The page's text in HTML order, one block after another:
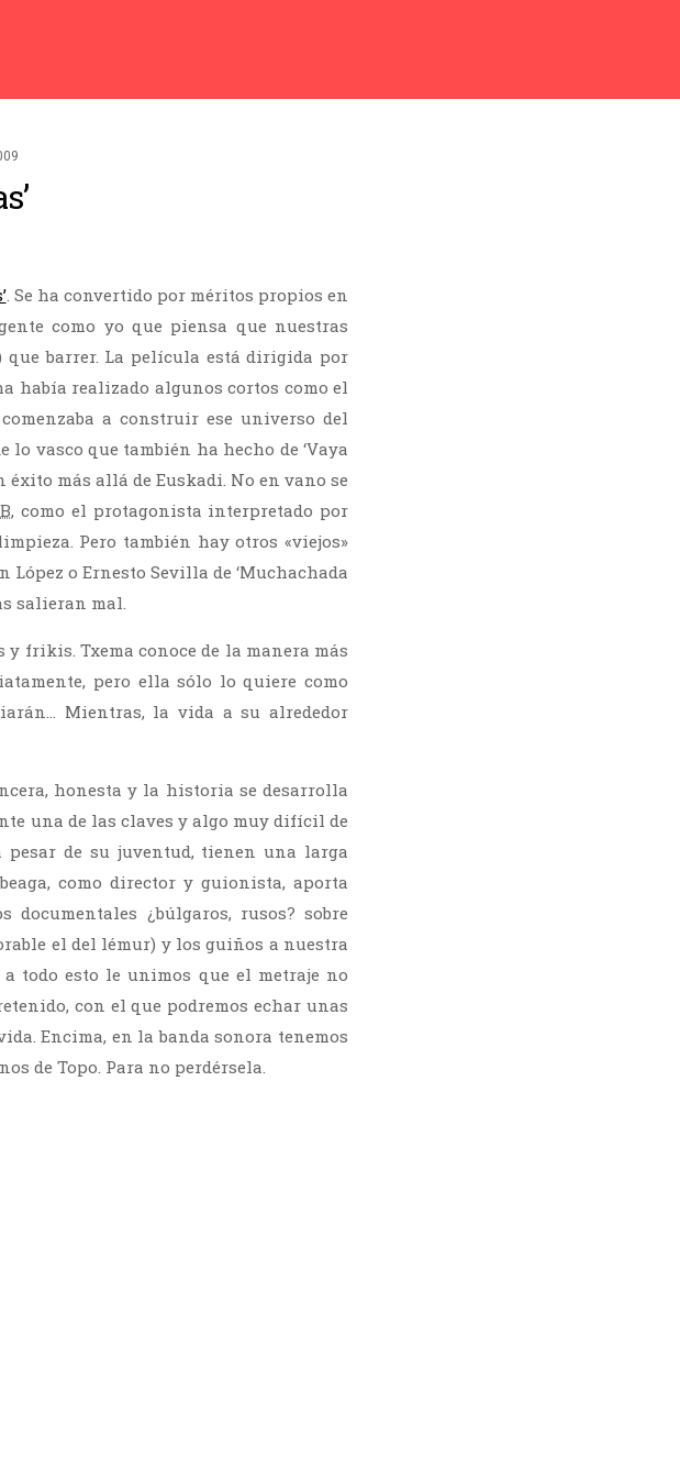
. Se ha convertido por méritos propios en
como yo que piensa que nuestras
barrer. La película está dirigida por
había realizado algunos cortos como el
a construir ese universo del
vasco que también ha hecho de ‘Vaya
éxito más allá de Euskadi. No en vano se
, como el protagonista interpretado por
Pero también hay otros «viejos»
o Ernesto Sevilla de ‘Muchachada
salieran mal.
frikis. Txema conoce de la manera más
pero ella sólo lo quiere como
Mientras, la vida a su alrededor
honesta y la historia se desarrolla
una de las claves y algo muy difícil de
pesar de su juventud, tienen una larga
como director y guionista, aporta
¿búlgaros, rusos? sobre
el del lémur) y los guiños a nuestra
todo esto le unimos que el metraje no
con el que podremos echar unas
Encima, en la banda sonora tenemos
de Topo. Para no perdérsela.